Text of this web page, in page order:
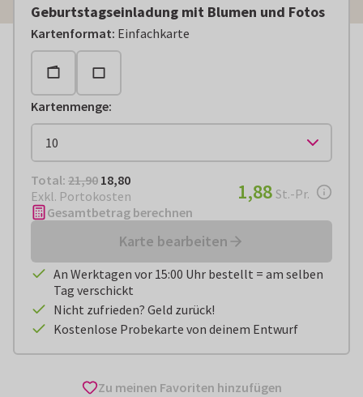
Geburtstagseinladung mit Blumen und Fotos
Kartenformat: Einfachkarte
Kartenmenge:
Total: € 18,80
Total: 21,90 18,80
Exkl. Portokosten
€ 1,88pro Stück
1,88 St.-Pr.
Gesamtbetrag berechnen
Karte bearbeiten
An Werktagen vor 15:00 Uhr bestellt = am selben
Tag verschickt
Nicht zufrieden? Geld zurück!
Kostenlose Probekarte von deinem Entwurf
Zu meinen Favoriten hinzufügen